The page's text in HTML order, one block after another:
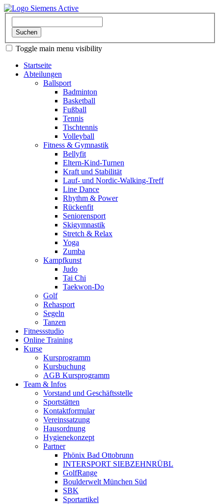
Toggle main menu visibility
Startseite
Abteilungen
Ballsport
Badminton
Basketball
Fußball
Tennis
Tischtennis
Volleyball
Fitness & Gymnastik
Bellyfit
Eltern-Kind-Turnen
Kraft und Stabilität
Lauf- und Nordic-Walking-Treff
Line Dance
Rhythm & Power
Rückenfit
Seniorensport
Skigymnastik
Stretch & Relax
Yoga
Zumba
Kampfkunst
Judo
Tai Chi
Taekwon-Do
Golf
Rehasport
Segeln
Tanzen
Fitnessstudio
Online Training
Kurse
Kursprogramm
Kursbuchung
AGB Kursprogramm
Team & Infos
Vorstand und Geschäftsstelle
Sportstätten
Kontaktformular
Vereinssatzung
Hausordnung
Hygienekonzept
Partner
Phönix Bad Ottobrunn
INTERSPORT SIEBZEHNRÜBL
GolfRange
Boulderwelt München Süd
SBK
Sportartikel